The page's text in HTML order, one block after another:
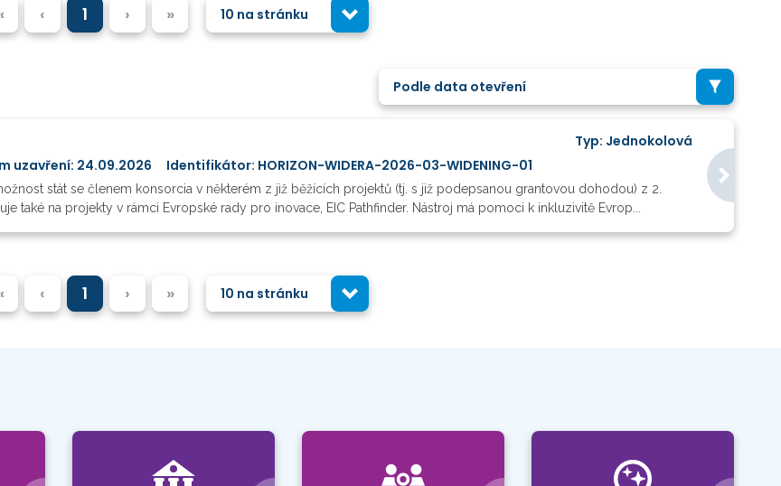
‹ 1 › » 10 na stránku
Podle data otevření
Typ: Jednokolová
uzavření: 24.09.2026 Identifikátor: HORIZON-WIDERA-2026-03-WIDENING-01
stát se členem konsorcia v některém z již běžících projektů (tj. s již podepsanou grantovou dohodou) z 2.
také na projekty v rámci Evropské rady pro inovace, EIC Pathfinder. Nástroj má pomoci k inkluzivitě Evrop...
‹ 1 › » 10 na stránku